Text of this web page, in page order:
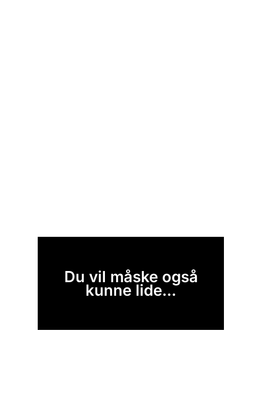
Du vil måske også
kunne lide...